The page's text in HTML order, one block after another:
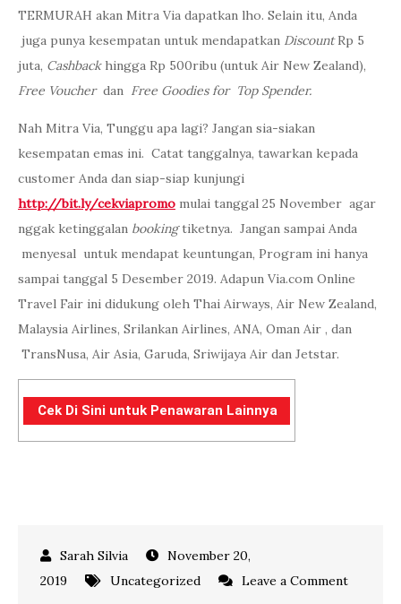
TERMURAH akan Mitra Via dapatkan lho. Selain itu, Anda
juga punya kesempatan untuk mendapatkan DiscountRp 5
juta, Cashbackhingga Rp 500ribu (untuk Air New Zealand),
Free Voucherdan Free Goodies for Top Spender.
Nah Mitra Via, Tunggu apa lagi? Jangan sia-siakan
kesempatan emas ini. Catat tanggalnya, tawarkan kepada
customer Anda dan siap-siap kunjungi
http://bit.ly/cekviapromo mulai tanggal 25 November agar
nggak ketinggalan bookingtiketnya. Jangan sampai Anda
menyesal untuk mendapat keuntungan, Program ini hanya
sampai tanggal 5 Desember 2019. Adapun Via.com Online
Travel Fair ini didukung oleh Thai Airways, Air New Zealand,
Malaysia Airlines, Srilankan Airlines, ANA, Oman Air , dan
TransNusa, Air Asia, Garuda, Sriwijaya Air dan Jetstar.
Cek Di Sini untuk Penawaran Lainnya
November 20,
2019
Uncategorized
Leave a Comment